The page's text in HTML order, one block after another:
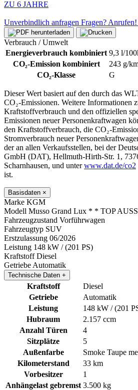
ZU 6 JAHRE
Unverbindlich anfragen Fragen? Anrufen!
Verbrauch / Umwelt
Energieverbrauch kombiniert 9,3 l/
CO₂-Emission kombiniert
243 g/
CO₂-Klasse
G
Dieser Wert basiert auf den durch das
CO₂-Emissionen. Weitere Informationen
Kraftstoffverbrauch und den offiziellen
Emissionen neuer Personenkraftwagen
den Kraftstoffverbrauch, die CO₂-
Stromverbrauch neuer
der an allen Verkaufsstellen, bei der
GmbH (DAT), Hellmuth-Hirth-Str. 1,
Scharnhausen, und unterwww.dat.de/co2
ist.
Basisdaten ×
Marke KGM
Modell Musso Grand Lux * * TOP
Fahrzeugzustand Vorführwagen
Fahrzeugtyp SUV
Erstzulassung 06/2026
Leistung 148 kW / (201 PS)
Kraftstoff Diesel
Getriebe Automatik
Technische Daten +
Kraftstoff
Diesel
Getriebe
Automatik
Leistung
148 kW / (201
Hubraum
2.157 ccm
Anzahl Türen
4
Sitzplätze
5
Außenfarbe
Smoke Taupe
Kilometerstand
33 km
Vorbesitzer
1
Anhängelast gebremst 3.500 kg